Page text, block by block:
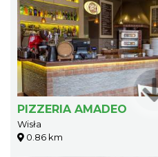
PIZZERIA AMADEO
Wisła
0.86 km